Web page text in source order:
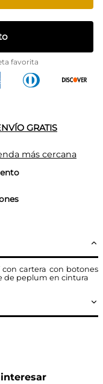
favorita
GRATIS
más cercana
cartera con botones
de peplum en cintura